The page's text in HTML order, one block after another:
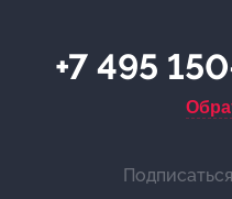
+7 495